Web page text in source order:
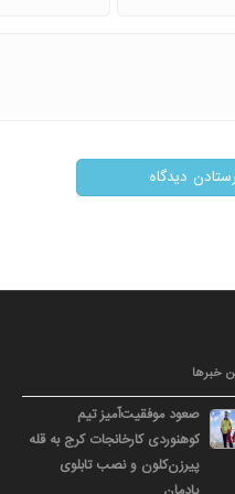
خبرها
صعود موفقیت‌آمیز تیم
کوهنوردی کارخانجات کرج به قله
پیرزن‌کلون و نصب تابلوی